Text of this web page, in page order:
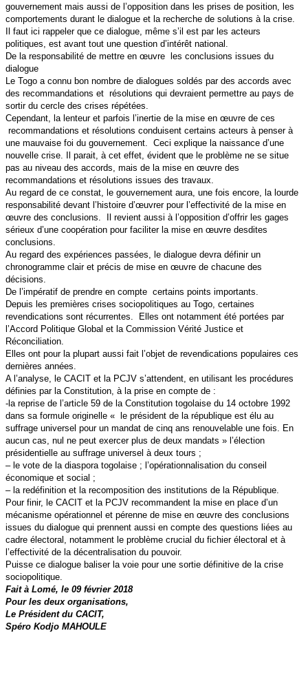
gouvernement mais aussi de l’opposition dans les prises de position, les
comportements durant le dialogue et la recherche de solutions à la crise.
Il faut ici rappeler que ce dialogue, même s’il est par les acteurs
politiques, est avant tout une question d’intérêt national.
De la responsabilité de mettre en œuvre les conclusions issues du
dialogue
Le Togo a connu bon nombre de dialogues soldés par des accords avec
des recommandations et résolutions qui devraient permettre au pays de
sortir du cercle des crises répétées.
Cependant, la lenteur et parfois l’inertie de la mise en œuvre de ces
recommandations et résolutions conduisent certains acteurs à penser à
une mauvaise foi du gouvernement. Ceci explique la naissance d’une
nouvelle crise. Il parait, à cet effet, évident que le problème ne se situe
pas au niveau des accords, mais de la mise en œuvre des
recommandations et résolutions issues des travaux.
Au regard de ce constat, le gouvernement aura, une fois encore, la lourde
responsabilité devant l’histoire d’œuvrer pour l’effectivité de la mise en
œuvre des conclusions. Il revient aussi à l’opposition d’offrir les gages
sérieux d’une coopération pour faciliter la mise en œuvre desdites
conclusions.
Au regard des expériences passées, le dialogue devra définir un
chronogramme clair et précis de mise en œuvre de chacune des
décisions.
De l’impératif de prendre en compte certains points importants.
Depuis les premières crises sociopolitiques au Togo, certaines
revendications sont récurrentes. Elles ont notamment été portées par
l’Accord Politique Global et la Commission Vérité Justice et
Réconciliation.
Elles ont pour la plupart aussi fait l’objet de revendications populaires ces
dernières années.
A l’analyse, le CACIT et la PCJV s’attendent, en utilisant les procédures
définies par la Constitution, à la prise en compte de :
-la reprise de l’article 59 de la Constitution togolaise du 14 octobre 1992
dans sa formule originelle « le président de la république est élu au
suffrage universel pour un mandat de cinq ans renouvelable une fois. En
aucun cas, nul ne peut exercer plus de deux mandats » l’élection
présidentielle au suffrage universel à deux tours ;
– le vote de la diaspora togolaise ; l’opérationnalisation du conseil
économique et social ;
– la redéfinition et la recomposition des institutions de la République.
Pour finir, le CACIT et la PCJV recommandent la mise en place d’un
mécanisme opérationnel et pérenne de mise en œuvre des conclusions
issues du dialogue qui prennent aussi en compte des questions liées au
cadre électoral, notamment le problème crucial du fichier électoral et à
l’effectivité de la décentralisation du pouvoir.
Puisse ce dialogue baliser la voie pour une sortie définitive de la crise
sociopolitique.
Fait à Lomé, le 09 février 2018
Pour les deux organisations,
Le Président du CACIT,
Spéro Kodjo MAHOULE